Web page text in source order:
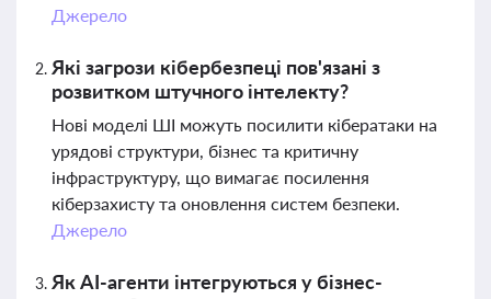
Джерело
Які загрози кібербезпеці пов'язані з
розвитком штучного інтелекту?
Нові моделі ШІ можуть посилити кібератаки на
урядові структури, бізнес та критичну
інфраструктуру, що вимагає посилення
кіберзахисту та оновлення систем безпеки.
Джерело
Як AI-агенти інтегруються у бізнес-